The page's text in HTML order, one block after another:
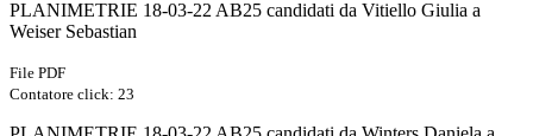
PLANIMETRIE 18-03-22 AB25 candidati da Vitiello Giulia a
Weiser Sebastian
File PDF
Contatore click: 23